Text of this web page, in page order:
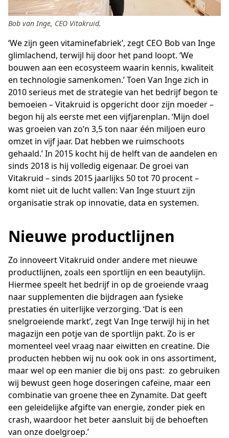
Bob van Inge, CEO Vitakruid.
‘We zijn geen vitaminefabriek’, zegt CEO Bob van Inge
glimlachend, terwijl hij door het pand loopt. ‘We
bouwen aan een ecosysteem waarin kennis, kwaliteit
en technologie samenkomen.’ Toen Van Inge zich in
2010 serieus met de strategie van het bedrijf begon te
bemoeien – Vitakruid is opgericht door zijn moeder –
begon hij als eerste met een vijfjarenplan. ‘Mijn doel
was groeien van zo’n 3,5 ton naar één miljoen euro
omzet in vijf jaar. Dat hebben we ruimschoots
gehaald.’ In 2015 kocht hij de helft van de aandelen en
sinds 2018 is hij volledig eigenaar. De groei van
Vitakruid – sinds 2015 jaarlijks 50 tot 70 procent –
komt niet uit de lucht vallen: Van Inge stuurt zijn
organisatie strak op innovatie, data en systemen.
Nieuwe productlijnen
Zo innoveert Vitakruid onder andere met nieuwe
productlijnen, zoals een sportlijn en een beautylijn.
Hiermee speelt het bedrijf in op de groeiende vraag
naar supplementen die bijdragen aan fysieke
prestaties én uiterlijke verzorging. ‘Dat is een
snelgroeiende markt’, zegt Van Inge terwijl hij in het
magazijn een potje van de sportlijn pakt. Zo is er
momenteel veel vraag naar eiwitten en creatine. Die
producten hebben wij nu ook ook in ons assortiment,
maar wel op een manier die bij ons past: zo gebruiken
wij bewust geen hoge doseringen cafeïne, maar een
combinatie van groene thee en Zynamite. Dat geeft
een geleidelijke afgifte van energie, zonder piek en
crash, waardoor het beter aansluit bij de behoeften
van onze doelgroep.’